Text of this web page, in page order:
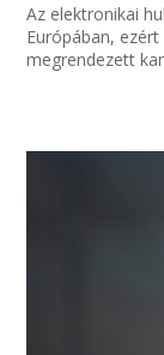
Az elektronikai
Európában,
megrendezett